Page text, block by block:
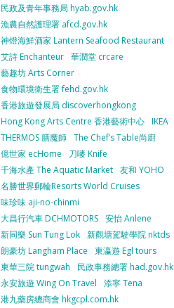
民政及青年事務局 hyab.gov.hk
漁農自然護理署 afcd.gov.hk
神燈海鮮酒家 Lantern Seafood Restaurant
艾詩 Enchanteur 華潤堂 crcare
藝趣坊 Arts Corner
食物環境衛生署 fehd.gov.hk
香港旅遊發展局 discoverhongkong
Hong Kong Arts Centre 香港藝術中心 IKEA
THERMOS 膳魔師 The Chef’s Table尚廚
億世家 ecHome
刀嘜 Knife
千海水產 The Aquatic Market 友和 YOHO
名勝世界郵輪Resorts World Cruises
味珍味 aji-no-chinmi
大昌行汽車 DCHMOTORS 安怡 Anlene
新同樂 Sun Tung Lok 新觀塘駕駛學院 nktds
朗豪坊 Langham Place
東瀛遊 Egl tours
東華三院 tungwah
民政事務總署 had.gov.hk
永安旅遊 Wing On Travel
添寧 Tena
港九藥房總商會 hkgcpl.com.hk